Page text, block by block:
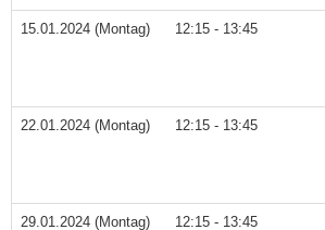
15.01.2024 (Montag) 12:15 - 13:45
22.01.2024 (Montag) 12:15 - 13:45
29.01.2024 (Montag) 12:15 - 13:45